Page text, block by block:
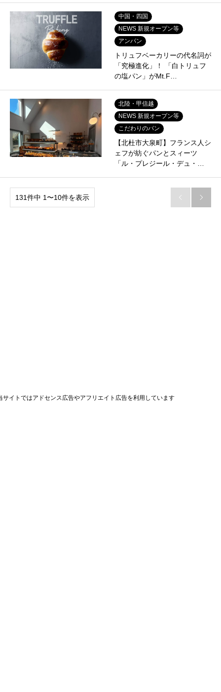
中国・四国
NEWS 新規オープン等
アンパン
トリュフベーカリーの代名詞が
「究極進化」！ 「白トリュフ
の塩パン」がMt.F…
北陸・甲信越
NEWS 新規オープン等
こだわりのパン
【北杜市大泉町】フランス人シ
ェフが紡ぐパンとスィーツ
「ル・プレジール・デュ・…
131件中 1〜10件を表示  
サイトではアドセンス広告やアフリエイト広告を利用しています